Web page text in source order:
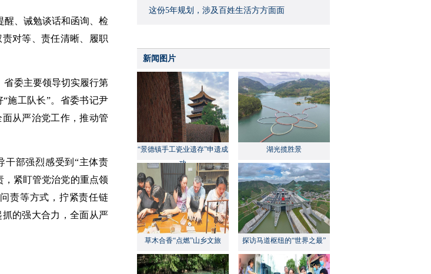
醒、诫勉谈话和函询、检
对等、责任清晰、履职
省委主要领导切实履行第
施工队长”。省委书记尹
从严治党工作，推动管
干部强烈感受到“主体责
紧盯管党治党的重点领
责等方式，拧紧责任链
的强大合力，全面从严
这份5年规划，涉及百姓生活方方面面
新闻图片
“景德镇手工瓷业遗存”申遗成
功
湖光揽胜景
草木合香“点燃”山乡文旅 探访马道枢纽的“世界之最”